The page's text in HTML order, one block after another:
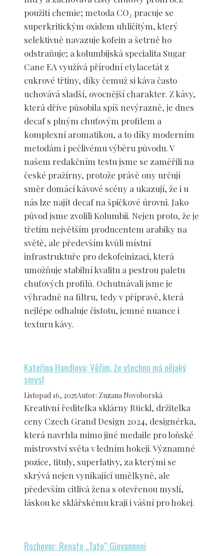
použití chemie; metoda CO₂ pracuje se
superkritickým oxidem uhličitým, který
selektivně navazuje kofein a šetrně ho
odstraňuje; a kolumbijská specialita Sugar
Cane EA využívá přírodní etylacetát z
cukrové třtiny, díky čemuž si káva často
uchovává sladší, ovocnější charakter. Z kávy,
která dříve působila spíš nevýrazně, je dnes
decaf s plným chuťovým profilem a
komplexní aromatikou, a to díky moderním
metodám i pečlivému výběru původu. V
našem redakčním testu jsme se zaměřili na
české pražírny, protože právě ony určují
směr domácí kávové scény a ukazují, že i u
nás lze najít decaf na špičkové úrovni. Jako
původ jsme zvolili Kolumbii. Nejen proto, že je
třetím největším producentem arabiky na
světě, ale především kvůli místní
infrastruktuře pro dekofeinizaci, která
umožňuje stabilní kvalitu a pestrou paletu
chuťových profilů. Ochutnávali jsme je
výhradně na filtru, tedy v přípravě, která
nejlépe odhaluje čistotu, jemné nuance i
texturu kávy.
Kateřina Handlová: Věřím, že všechno má nějaký
smysl
Listopad 16, 2025Autor: Zuzana Novoborská
Kreativní ředitelka sklárny Rückl, držitelka
ceny Czech Grand Design 2024, designérka,
která navrhla mimo jiné medaile pro loňské
mistrovství světa v ledním hokeji. Významné
pozice, tituly, superlativy, za kterými se
skrývá nejen vynikající umělkyně, ale
především citlivá žena s otevřenou myslí,
láskou ke sklářskému kraji i vášní pro hokej.
Rozhovor: Renato „Tato“ Giovannoni